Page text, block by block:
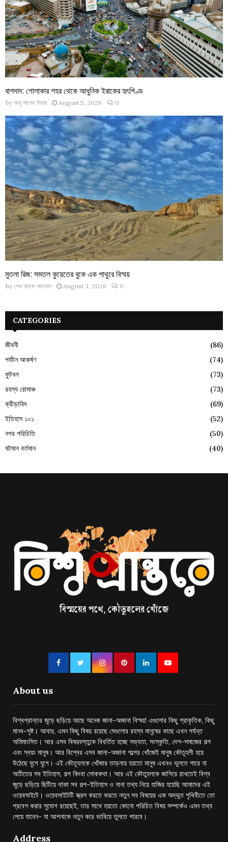
বাগদাদ: গোলাকার শহর থেকে আধুনিক ইরাকের হৃৎপিণ্ড
by আবু সালেহ পিয়ার August 5, 2026 0
মুতলা রিজ: সমতল কুয়েতের বুকে এক পাথুরে বিস্ময়
by শেখ আহাদ আহসান August 3, 2026 0
CATEGORIES
জীবনী
(86)
পর্যটন আকর্ষণ
(74)
ফুটবল
(73)
রহস্য রোমাঞ্চ
(73)
ক্রীড়াবিদ
(69)
ইতিহাস ১০১
(52)
নগর পরিচিতি
(50)
ঘটমান বর্তমান
(40)
About us
বিশ্বপ্রান্তর জুড়ে ছড়িয়ে আছে অনেক জানা-অজানা বিস্ময়! এগুলোর কিছু প্রাকৃতিক, কিছু
মানব-সৃষ্ট। আবার, এমন কিছু বিষয় রয়েছে যেগুলোর রহস্য মানুষের কাছে এখন পর্যন্ত
অমিমাংসিত। আর এসব বিষয়বস্তুকে বিবর্তিত হচ্ছে সভ্যতা, সংস্কৃতি, দেশ-সমাজের গল্প
এবং স্বয়ং মানুষ। আর বিশ্বের এসব জানা-অজানা গল্পের খোঁজেই মানুষ কৌতূহলী হয়ে
উঠেছে যুগে যুগে। এই কৌতূহলকে খোঁজার তাড়নায় হয়তো মানুষ এখনও ভুলতে পারে না
অতীতের সব ইতিহাস, গল্প কিংবা লোককথা। আর এই কৌতুহলকে জাগিয়ে রাখতেই বিশ্ব
জুড়ে ছড়িয়ে ছিটিয়ে থাকা সব গল্প-ইতিহাস ও নানা তথ্য নিয়ে হাজির হয়েছি আমাদের এই
ওয়েবসাইটে। ওয়েবসাইটটি স্ক্রল করতে করতে নতুন সব বিষয়ের এক অদ্ভুত পৃথিবীতে তো
প্রবেশ করার সুযোগ রয়েছেই, তার সাথে হয়তো কোনো পরিচিত বিষয় সম্পর্কেও এমন তথ্য
পেয়ে যাবেন- যা আপনাকে নতুন করে ভাবিয়ে তুলতে পারবে।
Address